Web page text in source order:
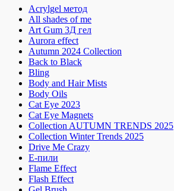
Acrylgel метод
All shades of me
Art Gum 3Д гел
Aurora effect
Autumn 2024 Collection
Back to Black
Bling
Body and Hair Mists
Body Oils
Cat Eye 2023
Cat Eye Magnets
Collection AUTUMN TRENDS 2025
Collection Winter Trends 2025
Drive Me Crazy
E-пили
Flame Effect
Flash Effect